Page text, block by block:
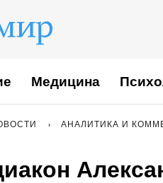
Медицина
АНАЛИТИКА И